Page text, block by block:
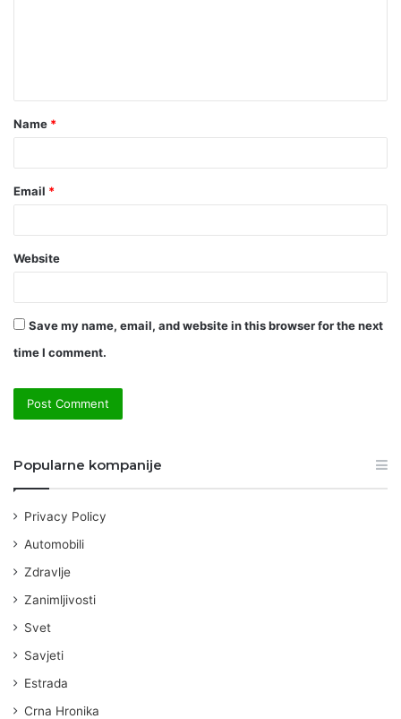
t
*
Name *
Email *
Website
Save my name, email, and website in this browser for the next
time I comment.
Popularne kompanije
Privacy Policy
Automobili
Zdravlje
Zanimljivosti
Svet
Savjeti
Estrada
Crna Hronika